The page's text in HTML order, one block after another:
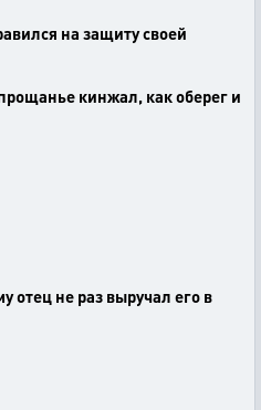
на защиту своей
кинжал, как оберег и
отец не раз выручал его в